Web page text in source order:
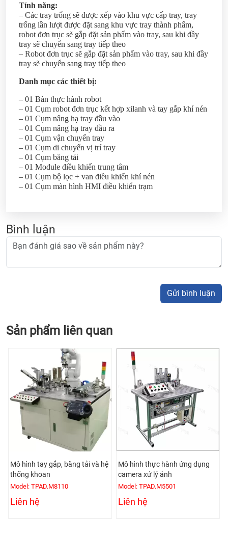
Tính năng:
– Các tray trống sẽ được xếp vào khu vực cấp tray, tray
trống lần lượt được đặt sang khu vực tray thành phẩm,
robot đơn trục sẽ gắp đặt sản phẩm vào tray, sau khi đầy
tray sẽ chuyển sang tray tiếp theo
– Robot đơn trục sẽ gắp đặt sản phẩm vào tray, sau khi đầy
tray sẽ chuyển sang tray tiếp theo
Danh mục các thiết bị:
– 01 Bàn thực hành robot
– 01 Cụm robot đơn trục kết hợp xilanh và tay gắp khí nén
– 01 Cụm nâng hạ tray đầu vào
– 01 Cụm nâng hạ tray đầu ra
– 01 Cụm vận chuyển tray
– 01 Cụm di chuyển vị trí tray
– 01 Cụm băng tải
– 01 Module điều khiển trung tâm
– 01 Cụm bộ lọc + van điều khiển khí nén
– 01 Cụm màn hình HMI điều khiển trạm
Bình luận
Gửi bình luận
Sản phẩm liên quan
Mô hình tay gắp, băng tải và hệ
thống khoan
Model: TPAD.M8110
Liên hệ
Mô hình thực hành ứng dụng
camera xử lý ảnh
Model: TPAD.M5501
Liên hệ